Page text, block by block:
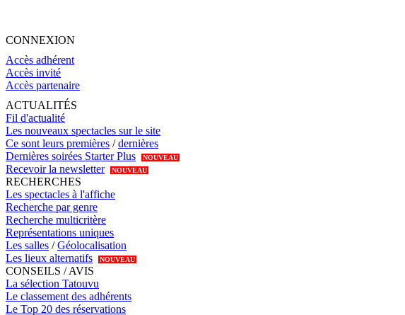
CONNEXION
Accès adhérent
Accès invité
Accès partenaire
ACTUALITÉS
Fil d'actualité
Les nouveaux spectacles sur le site
Ce sont leurs premières /dernières
Dernières soirées Starter Plus
NOUVEAU
Recevoir la newsletter NOUVEAU
RECHERCHES
Les spectacles à l'affiche
Recherche par genre
Recherche multicritère
Représentations uniques
Les salles /Géolocalisation
Les lieux alternatifs
NOUVEAU
CONSEILS / AVIS
La sélection Tatouvu
Le classement des adhérents
Le Top 20 des réservations